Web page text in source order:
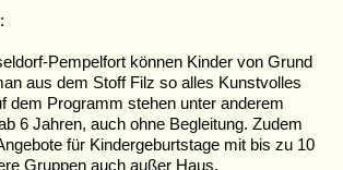
:
Pempelfort können Kinder von Grund
aus dem Stoff Filz so alles Kunstvolles
dem Programm stehen unter anderem
6 Jahren, auch ohne Begleitung. Zudem
für Kindergeburtstage mit bis zu 10
Gruppen auch außer Haus.